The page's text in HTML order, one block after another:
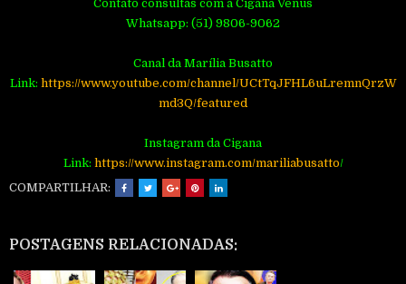
Contato consultas com a Cigana Vênus
Whatsapp: (51) 9806-9062
Canal da Marília Busatto
Link: https://www.youtube.com/channel/UCtTqJFHL6uLremnQrzW
md3Q/featured
Instagram da Cigana
Link: https://www.instagram.com/mariliabusatto/
COMPARTILHAR:
POSTAGENS RELACIONADAS: